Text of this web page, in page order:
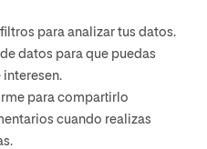
para analizar tus datos.
datos para que puedas
interesen.
para compartirlo
cuando realizas